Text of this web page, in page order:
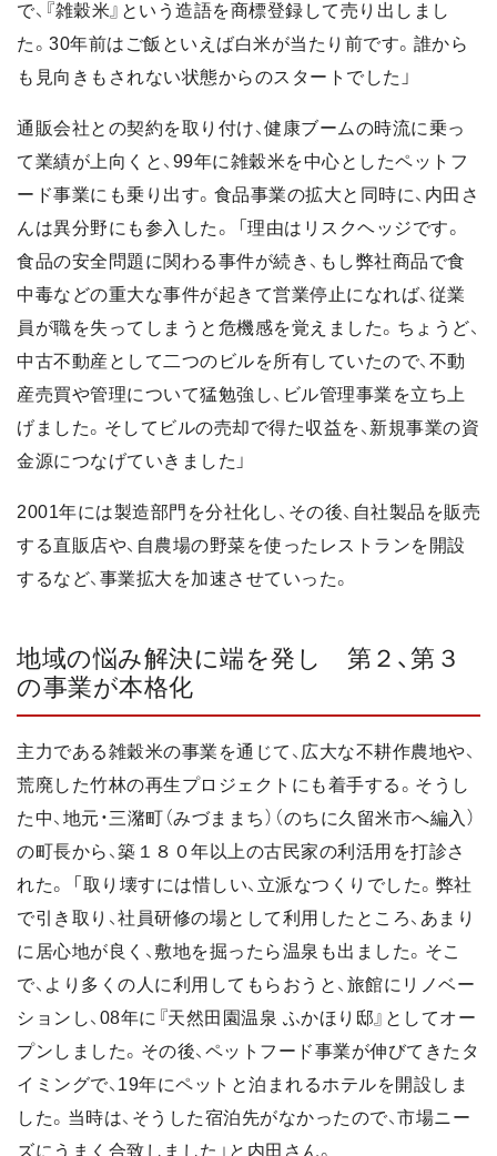
で、『雑穀米』という造語を商標登録して売り出しまし
た。30年前はご飯といえば白米が当たり前です。誰から
も見向きもされない状態からのスタートでした」
通販会社との契約を取り付け、健康ブームの時流に乗っ
て業績が上向くと、99年に雑穀米を中心としたペットフ
ード事業にも乗り出す。食品事業の拡大と同時に、内田さ
んは異分野にも参入した。 「理由はリスクヘッジです。
食品の安全問題に関わる事件が続き、もし弊社商品で食
中毒などの重大な事件が起きて営業停止になれば、従業
員が職を失ってしまうと危機感を覚えました。ちょうど、
中古不動産として二つのビルを所有していたので、不動
産売買や管理について猛勉強し、ビル管理事業を立ち上
げました。そしてビルの売却で得た収益を、新規事業の資
金源につなげていきました」
2001年には製造部門を分社化し、その後、自社製品を販売
する直販店や、自農場の野菜を使ったレストランを開設
するなど、事業拡大を加速させていった。
地域の悩み解決に端を発し 第２、第３
の事業が本格化
主力である雑穀米の事業を通じて、広大な不耕作農地や、
荒廃した竹林の再生プロジェクトにも着手する。そうし
た中、地元・三潴町（みづままち）（のちに久留米市へ編入）
の町長から、築１８０年以上の古民家の利活用を打診さ
れた。 「取り壊すには惜しい、立派なつくりでした。弊社
で引き取り、社員研修の場として利用したところ、あまり
に居心地が良く、敷地を掘ったら温泉も出ました。そこ
で、より多くの人に利用してもらおうと、旅館にリノベー
ションし、08年に『天然田園温泉 ふかほり邸』としてオー
プンしました。その後、ペットフード事業が伸びてきたタ
イミングで、19年にペットと泊まれるホテルを開設しま
した。当時は、そうした宿泊先がなかったので、市場ニー
ズにうまく合致しました」と内田さん。